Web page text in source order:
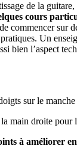
de la guitare,
cours
commencer sur
Un
bien l’aspect
sur le manche
droite pour
à améliorer